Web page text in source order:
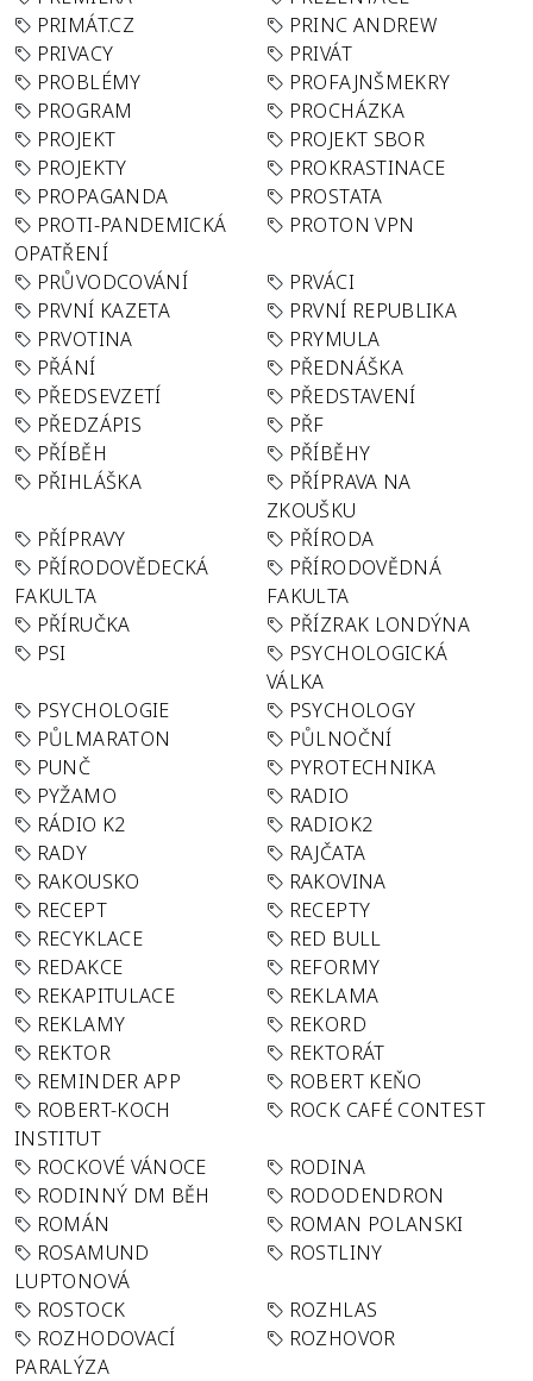
PRIMÁT.CZ
PRINC ANDREW
PRIVACY
PRIVÁT
PROBLÉMY
PROFAJNŠMEKRY
PROGRAM
PROCHÁZKA
PROJEKT
PROJEKT SBOR
PROJEKTY
PROKRASTINACE
PROPAGANDA
PROSTATA
PROTI-PANDEMICKÁ
OPATŘENÍ
PROTON VPN
PRŮVODCOVÁNÍ
PRVÁCI
PRVNÍ KAZETA
PRVNÍ REPUBLIKA
PRVOTINA
PRYMULA
PŘÁNÍ
PŘEDNÁŠKA
PŘEDSEVZETÍ
PŘEDSTAVENÍ
PŘEDZÁPIS
PŘF
PŘÍBĚH
PŘÍBĚHY
PŘIHLÁŠKA
PŘÍPRAVA NA
ZKOUŠKU
PŘÍPRAVY
PŘÍRODA
PŘÍRODOVĚDECKÁ
FAKULTA
PŘÍRODOVĚDNÁ
FAKULTA
PŘÍRUČKA
PŘÍZRAK LONDÝNA
PSI
PSYCHOLOGICKÁ
VÁLKA
PSYCHOLOGIE
PSYCHOLOGY
PŮLMARATON
PŮLNOČNÍ
PUNČ
PYROTECHNIKA
PYŽAMO
RADIO
RÁDIO K2
RADIOK2
RADY
RAJČATA
RAKOUSKO
RAKOVINA
RECEPT
RECEPTY
RECYKLACE
RED BULL
REDAKCE
REFORMY
REKAPITULACE
REKLAMA
REKLAMY
REKORD
REKTOR
REKTORÁT
REMINDER APP
ROBERT KEŇO
ROBERT-KOCH
INSTITUT
ROCK CAFÉ CONTEST
ROCKOVÉ VÁNOCE
RODINA
RODINNÝ DM BĚH
RODODENDRON
ROMÁN
ROMAN POLANSKI
ROSAMUND
LUPTONOVÁ
ROSTLINY
ROSTOCK
ROZHLAS
ROZHODOVACÍ
PARALÝZA
ROZHOVOR